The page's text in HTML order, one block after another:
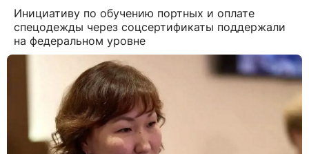
Инициативу по обучению портных и оплате
спецодежды через соцсертификаты поддержали
на федеральном уровне